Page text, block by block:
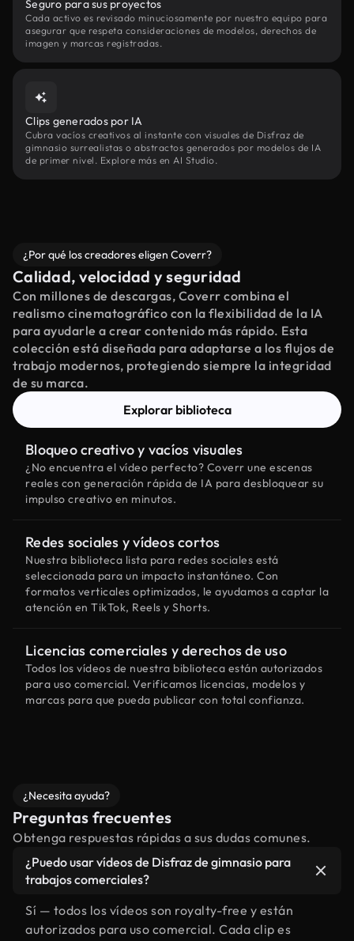
Seguro para sus proyectos
Cada activo es revisado minuciosamente por nuestro equipo para
asegurar que respeta consideraciones de modelos, derechos de
imagen y marcas registradas.
Clips generados por IA
Cubra vacíos creativos al instante con visuales de Disfraz de
gimnasio surrealistas o abstractos generados por modelos de IA
de primer nivel. Explore más en AI Studio.
¿Por qué los creadores eligen Coverr?
Calidad, velocidad y seguridad
Con millones de descargas, Coverr combina el
realismo cinematográfico con la flexibilidad de la IA
para ayudarle a crear contenido más rápido. Esta
colección está diseñada para adaptarse a los flujos de
trabajo modernos, protegiendo siempre la integridad
de su marca.
Explorar biblioteca
Bloqueo creativo y vacíos visuales
¿No encuentra el vídeo perfecto? Coverr une escenas
reales con generación rápida de IA para desbloquear su
impulso creativo en minutos.
Redes sociales y vídeos cortos
Nuestra biblioteca lista para redes sociales está
seleccionada para un impacto instantáneo. Con
formatos verticales optimizados, le ayudamos a captar la
atención en TikTok, Reels y Shorts.
Licencias comerciales y derechos de uso
Todos los vídeos de nuestra biblioteca están autorizados
para uso comercial. Verificamos licencias, modelos y
marcas para que pueda publicar con total confianza.
¿Necesita ayuda?
Preguntas frecuentes
Obtenga respuestas rápidas a sus dudas comunes.
¿Puedo usar vídeos de Disfraz de gimnasio para
trabajos comerciales?
Sí — todos los vídeos son royalty-free y están
autorizados para uso comercial. Cada clip es